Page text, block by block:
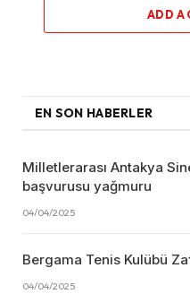
ADD A
EN SON HABERLER
Milletlerarası Antakya
başvurusu yağmuru
04/04/2025
Bergama Tenis Kulübü
04/04/2025